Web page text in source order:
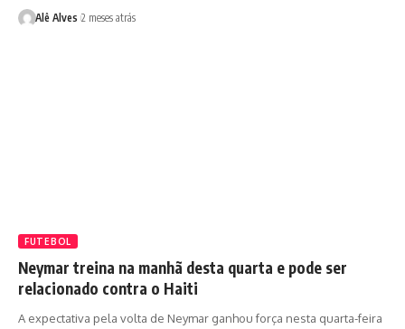
Alê Alves 2 meses atrás
FUTEBOL
Neymar treina na manhã desta quarta e pode ser
relacionado contra o Haiti
A expectativa pela volta de Neymar ganhou força nesta quarta-feira